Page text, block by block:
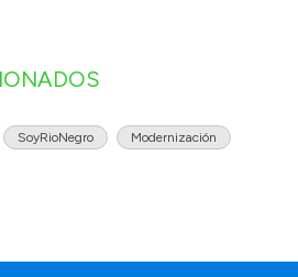
SoyRioNegro Modernización